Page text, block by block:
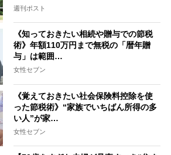
週刊ポスト
《知っておきたい相続や贈与での節税
術》年額110万円まで無税の「暦年贈
与」は範囲…
女性セブン
《覚えておきたい社会保険料控除を使
った節税術》“家族でいちばん所得の多
い人”が家…
女性セブン